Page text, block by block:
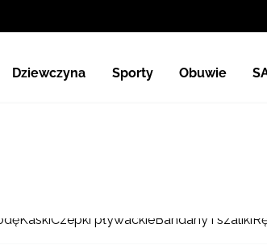
Dziewczyna Sporty Obuwie
KaskiCzepki pływackieBandany i szaliki